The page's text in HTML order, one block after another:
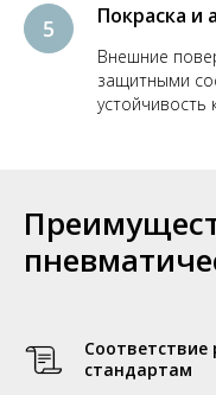
Покраска и
Внешние
защитными
устойчивость
стандартам